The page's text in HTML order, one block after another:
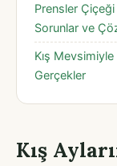
Prensler Çiçeği
Sorunlar ve
Kış
Gerçekler
Kış